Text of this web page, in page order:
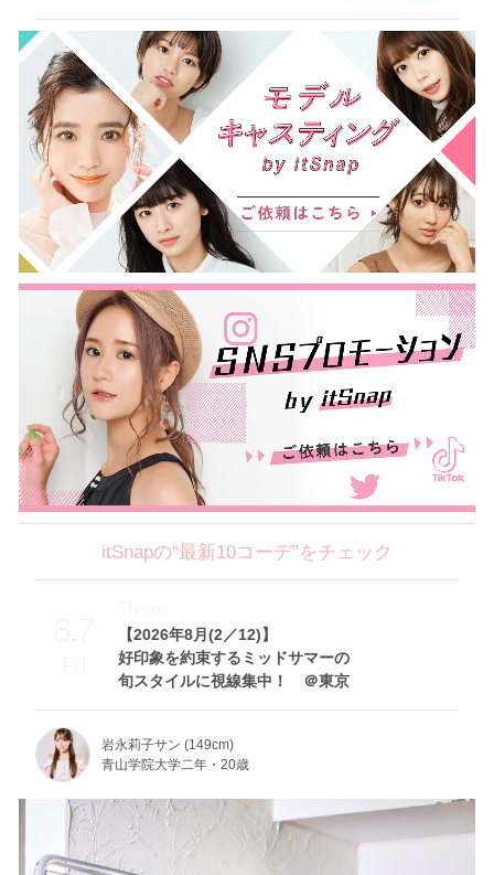
itSnapの“最新10コーデ”をチェック
8.7
Fri
【2026年8月(2／12)】
好印象を約束するミッドサマーの
旬スタイルに視線集中！ ＠東京
Theme
岩永莉子サン (149cm)
青山学院大学二年・20歳